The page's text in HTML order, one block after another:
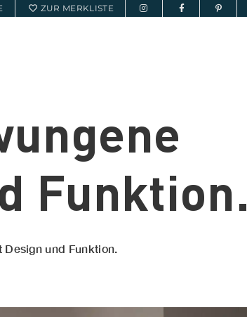
ZUR MERKLISTE
Funktion.
Design und Funktion.